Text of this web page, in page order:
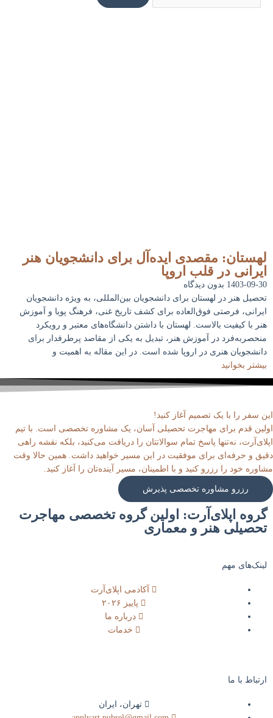
لهستان: مقصدی ایده‌آل برای دانشجویان هنر
ایرانی در قلب اروپا
1403-09-30 بدون دیدگاه
تحصیل هنر در لهستان برای دانشجویان بین‌المللی، به ویژه دانشجویان
ایرانی، فرصتی فوق‌العاده برای کشف تاریخ غنی، فرهنگ پویا و آموزش
هنر با کیفیت بالاست. لهستان با داشتن دانشگاه‌های معتبر و رویکرد
منحصربه‌فرد در آموزش هنر، تبدیل به یکی از مقاصد پرطرفدار برای
دانشجویان هنری در اروپا شده است. در این مقاله به اهمیت و
بیشتر بخوانید
این سفر را با یک تصمیم آغاز کنید!
اولین قدم برای مهاجرت تحصیلی آسان، یک مشاوره تخصصی است. با تیم
اپلای‌آرت، نه‌تنها پاسخ تمام سوالاتتان را دریافت می‌کنید، بلکه نقشه راهی
دقیق و حرفه‌ای برای موفقیت در این مسیر خواهید داشت. همین حالا وقت
مشاوره خود را رزرو کنید و با اطمینان، مسیر آینده‌تان را آغاز کنید.
رزرو مشاوره تخصصی پذیرش
گروه اپلای‌آرت: اولین گروه تخصصی مهاجرت
تحصیلی هنر و معماری
لینک‌های مهم
آکادمی اپلای‌آرت
پاییز ۲۰۲۶
درباره ما
خدمات
ارتباط با ما​
تهران، ایران